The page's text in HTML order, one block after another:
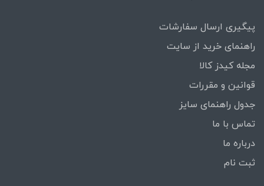
پیگیری ارسال سفارشات
راهنمای خرید از سایت
مجله کیدز کالا
قوانین و مقررات
جدول راهنمای سایز
تماس با ما
درباره ما
ثبت نام